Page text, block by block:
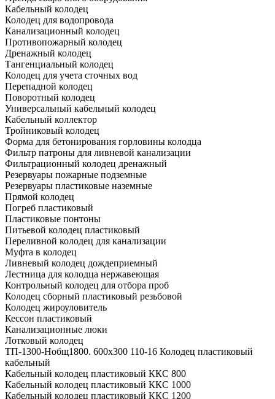
Кабельный колодец
Колодец для водопровода
Канализационный колодец
Противопожарный колодец
Дренажный колодец
Тангенциальный колодец
Колодец для учета сточных вод
Перепадной колодец
Поворотный колодец
Универсальный кабельный колодец
Кабельный коллектор
Тройниковый колодец
Форма для бетонирования горловины колодца
Фильтр патроны для ливневой канализации
Фильтрационный колодец дренажный
Резервуары пожарные подземные
Резервуары пластиковые наземные
Прямой колодец
Погреб пластиковый
Пластиковые понтоны
Питьевой колодец пластиковый
Переливной колодец для канализации
Муфта в колодец
Ливневый колодец дождеприемный
Лестница для колодца нержавеющая
Контрольный колодец для отбора проб
Колодец сборный пластиковый резьбовой
Колодец жироуловитель
Кессон пластиковый
Канализационные люки
Лотковый колодец
ТП-1300-Hобщ1800. 600х300 110-16 Колодец пластиковый
кабельный
Кабельный колодец пластиковый ККС 800
Кабельный колодец пластиковый ККС 1000
Кабельный колодец пластиковый ККС 1200